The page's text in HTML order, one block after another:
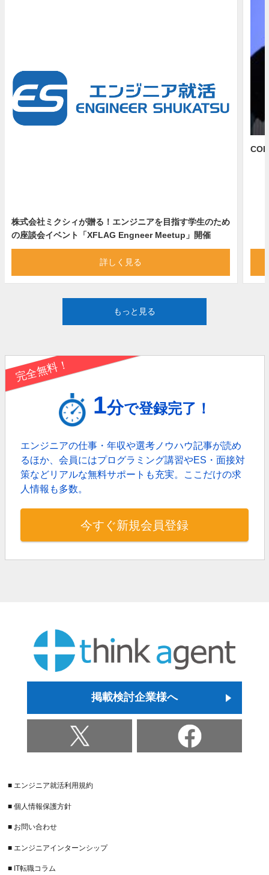
株式会社ミクシィが贈る！エンジニアを目指す学生のため
の座談会イベント「XFLAG Engneer Meetup」開催
詳しく見る
もっと見る
完全無料！
1分で登録完了！
エンジニアの仕事・年収や選考ノウハウ記事が読め
るほか、会員にはプログラミング講習やES・面接対
策などリアルな無料サポートも充実。 ここだけの求
人情報も多数。
今すぐ新規会員登録
掲載検討企業様へ
■ エンジニア就活利用規約
■ 個人情報保護方針
■ お問い合わせ
■ エンジニアインターンシップ
■ IT転職コラム